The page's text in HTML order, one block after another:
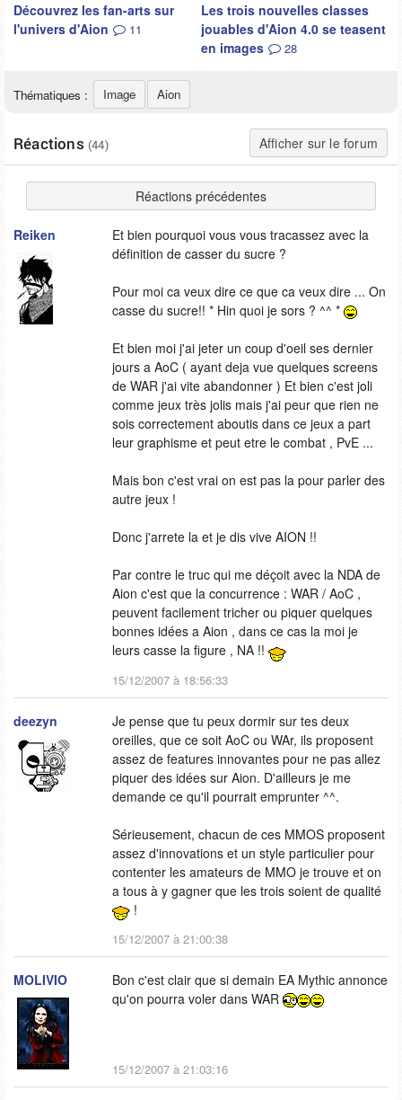
Découvrez les fan-arts sur
l'univers d'Aion
11
Les trois nouvelles classes
jouables d'Aion 4.0 se teasent
en images
28
Thématiques : Image Aion
Réactions (44) Afficher sur le forum
Réactions précédentes
Reiken
Et bien pourquoi vous vous tracassez avec la
définition de casser du sucre ?
Pour moi ca veux dire ce que ca veux dire ... On
casse du sucre!! * Hin quoi je sors ? ^^ *
Et bien moi j'ai jeter un coup d'oeil ses dernier
jours a AoC ( ayant deja vue quelques screens
de WAR j'ai vite abandonner ) Et bien c'est joli
comme jeux très jolis mais j'ai peur que rien ne
sois correctement aboutis dans ce jeux a part
leur graphisme et peut etre le combat , PvE ...
Mais bon c'est vrai on est pas la pour parler des
autre jeux !
Donc j'arrete la et je dis vive AION !!
Par contre le truc qui me déçoit avec la NDA de
Aion c'est que la concurrence : WAR / AoC ,
peuvent facilement tricher ou piquer quelques
bonnes idées a Aion , dans ce cas la moi je
leurs casse la figure , NA !!
15/12/2007 à 18:56:33
deezyn
Je pense que tu peux dormir sur tes deux
oreilles, que ce soit AoC ou WAr, ils proposent
assez de features innovantes pour ne pas allez
piquer des idées sur Aion. D'ailleurs je me
demande ce qu'il pourrait emprunter ^^.
Sérieusement, chacun de ces MMOS proposent
assez d'innovations et un style particulier pour
contenter les amateurs de MMO je trouve et on
a tous à y gagner que les trois soient de qualité
!
15/12/2007 à 21:00:38
MOLIVIO
Bon c'est clair que si demain EA Mythic annonce
qu'on pourra voler dans WAR
15/12/2007 à 21:03:16